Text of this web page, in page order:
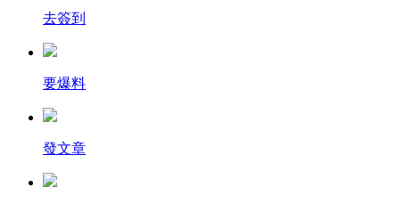
去簽到
要爆料
發文章